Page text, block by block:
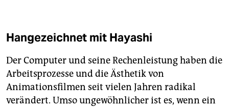
Hangezeichnet mit Hayashi
Der Computer und seine Rechenleistung haben die
Arbeitsprozesse und die Ästhetik von
Animationsfilmen seit vielen Jahren radikal
verändert. Umso ungewöhnlicher ist es, wenn ein